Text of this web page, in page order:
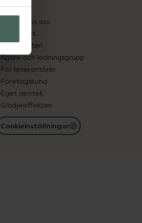
Pressrum
Jobba hos oss
Hållbarhet
Samarbeten
Ägare och ledningsgrupp
För leverantörer
Företagskund
Eget apotek
Glädjeeffekten
Cookieinställningar